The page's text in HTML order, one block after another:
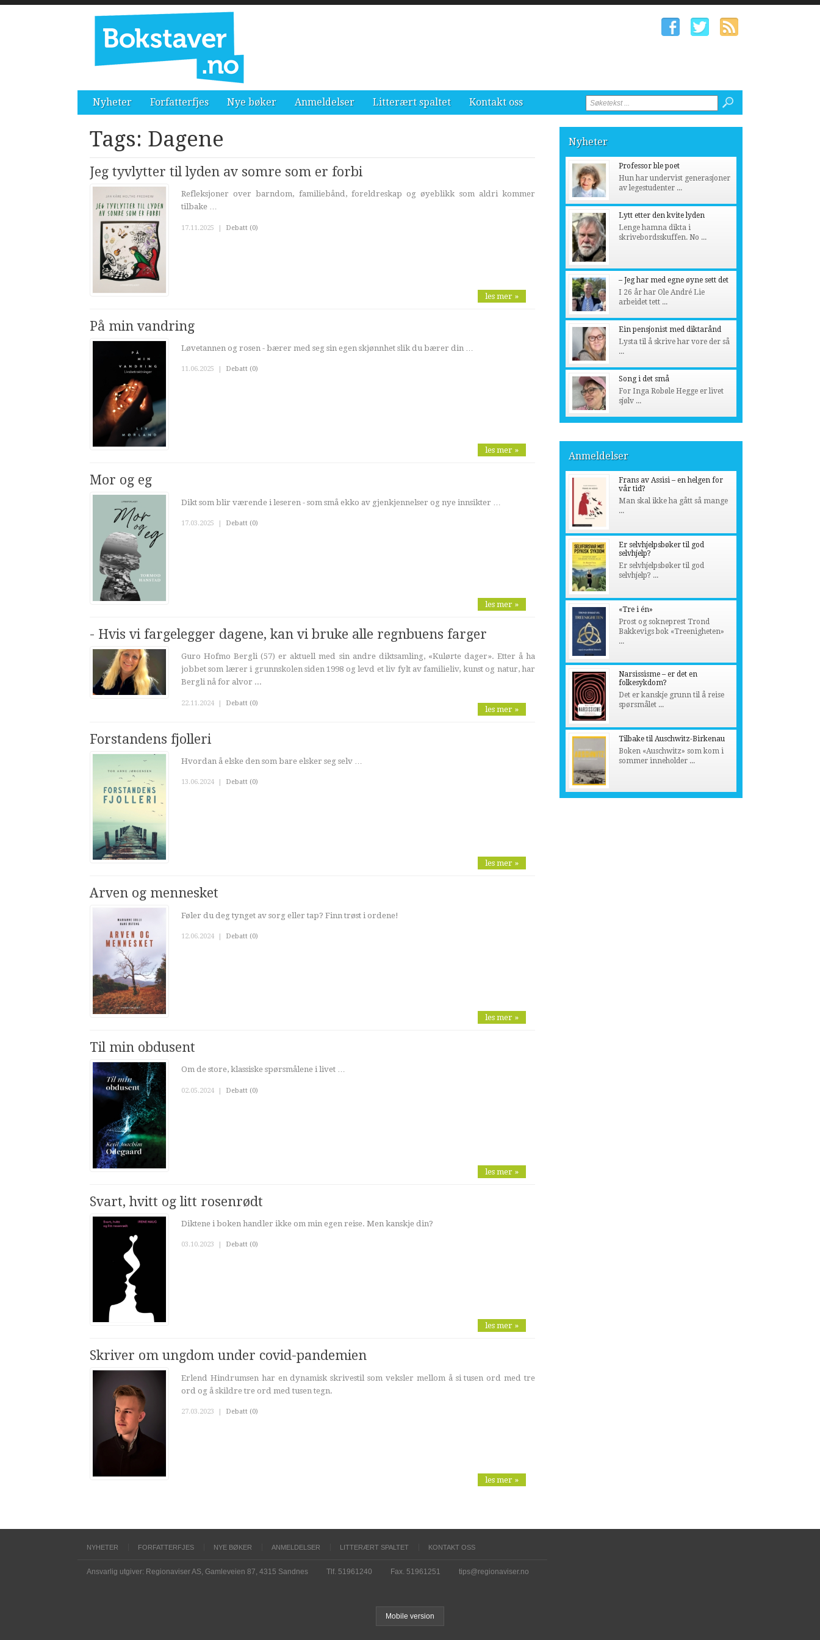
Nyheter Forfatterfjes Nye bøker Anmeldelser Litterært spaltet Kontakt oss
Tags: Dagene
Jeg tyvlytter til lyden av somre som er forbi
Refleksjoner over barndom, familiebånd, foreldreskap og øyeblikk som aldri kommer
tilbake …
17.11.2025 | Debatt (0)
les mer »
På min vandring
Løvetannen og rosen - bærer med seg sin egen skjønnhet slik du bærer din …
11.06.2025 Debatt (0)
les mer »
Mor og eg
Dikt som blir værende i leseren - som små ekko av gjenkjennelser og nye innsikter …
17.03.2025 | Debatt (0)
les mer »
- Hvis vi fargelegger dagene, kan vi bruke alle regnbuens farger
Guro Hofmo Bergli (57) er aktuell med sin andre diktsamling, «Kulørte dager». Etter å ha
jobbet som lærer i grunnskolen siden 1998 og levd et liv fylt av familieliv, kunst og natur, har
Bergli nå for alvor ...
22.11.2024 | Debatt (0)
les mer »
Forstandens fjolleri
Hvordan å elske den som bare elsker seg selv …
13.06.2024 Debatt (0)
les mer »
Arven og mennesket
Føler du deg tynget av sorg eller tap? Finn trøst i ordene!
12.06.2024 | Debatt (0)
les mer »
Til min obdusent
Om de store, klassiske spørsmålene i livet …
02.05.2024 | Debatt (0)
les mer »
Svart, hvitt og litt rosenrødt
Diktene i boken handler ikke om min egen reise. Men kanskje din?
03.10.2023 Debatt (0)
les mer »
Skriver om ungdom under covid-pandemien
Erlend Hindrumsen har en dynamisk skrivestil som veksler mellom å si tusen ord med tre
ord og å skildre tre ord med tusen tegn.
27.03.2023 | Debatt (0)
les mer »
Nyheter
Professor ble poet
Hun har undervist generasjoner
av legestudenter ...
Lytt etter den kvite lyden
Lenge hamna dikta i
skrivebordsskuffen. No ...
– Jeg har med egne øyne sett det
I 26 år har Ole André Lie
arbeidet tett ...
Ein pensjonist med diktarånd
Lysta til å skrive har vore der så
...
Song i det små
For Inga Robøle Hegge er livet
sjølv ...
Anmeldelser
Frans av Assisi – en helgen for
vår tid?
Man skal ikke ha gått så mange
...
Er selvhjelpsbøker til god
selvhjelp?
Er selvhjelpsbøker til god
selvhjelp? ...
«Tre i én»
Prost og sokneprest Trond
Bakkevigs bok «Treenigheten»
...
Narsissisme – er det en
folkesykdom?
Det er kanskje grunn til å reise
spørsmålet ...
Tilbake til Auschwitz-Birkenau
Boken «Auschwitz» som kom i
sommer inneholder ...
NYHETER FORFATTERFJES NYE BØKER ANMELDELSER LITTERÆRT SPALTET KONTAKT OSS
Ansvarlig utgiver: Regionaviser AS, Gamleveien 87, 4315 Sandnes Tlf. 51961240 Fax. 51961251 tips@regionaviser.no
Mobile version